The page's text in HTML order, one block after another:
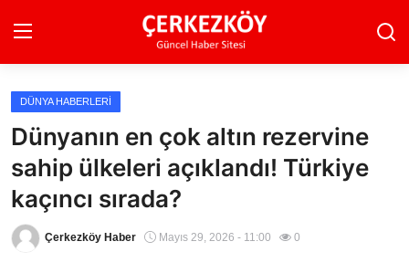
Ana Sayfa
Son Dakika
Ekonomi Haberleri
Magazin Haberleri
DÜNYA HABERLERI
Dünyanın en çok altın rezervine
sahip ülkeleri açıklandı! Türkiye
kaçıncı sırada?
Çerkezköy Haber Mayıs 29, 2026 - 11:00 0